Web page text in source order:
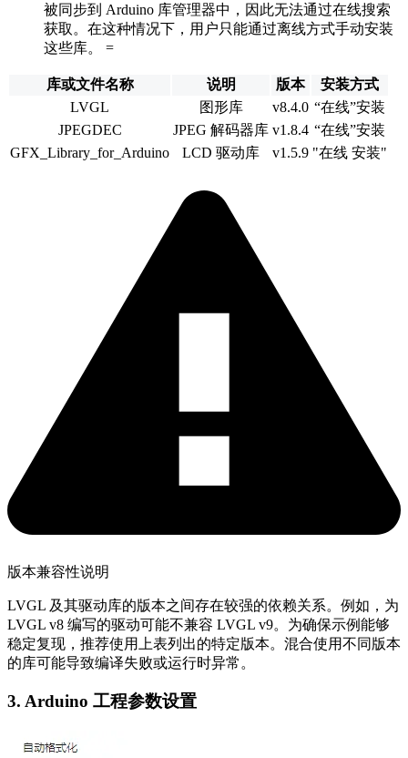
被同步到 Arduino 库管理器中，因此无法通过在线搜索
获取。在这种情况下，用户只能通过离线方式手动安装
这些库。 =
库或文件名称 说明 版本
安装方式
LVGL
图形库 v8.4.0 “在线”安装
JPEGDEC
JPEG 解码器库 v1.8.4 “在线”安装
GFX_Library_for_Arduino
LCD 驱动库 v1.5.9 "在线 安装"
版本兼容性说明
LVGL 及其驱动库的版本之间存在较强的依赖关系。例如，为
LVGL v8 编写的驱动可能不兼容 LVGL v9。为确保示例能够
稳定复现，推荐使用上表列出的特定版本。混合使用不同版本
的库可能导致编译失败或运行时异常。
3. Arduino 工程参数设置